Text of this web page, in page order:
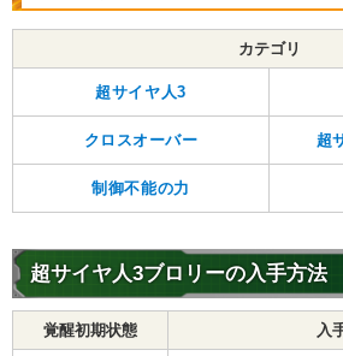
カテゴリ
超サイヤ人3
クロスオーバー 超
制御不能の力
超サイヤ人3ブロリーの入手方法
覚醒初期状態 入